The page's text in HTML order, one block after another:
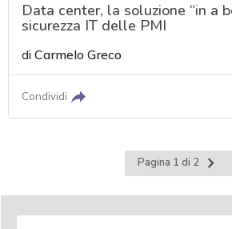
Data center, la soluzione “in a
sicurezza IT delle PMI
diCarmelo Greco
Condividi
Pagina 1 di 2
Pagina